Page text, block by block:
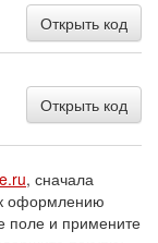
Открыть код
Открыть код
, сначала
оформлению
поле и примените